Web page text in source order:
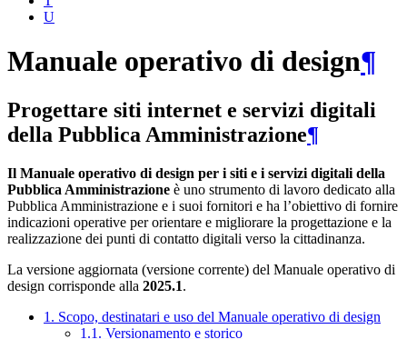
U
Manuale operativo di design¶
Progettare siti internet e servizi digitali
della Pubblica Amministrazione¶
Il Manuale operativo di design per i siti e i servizi digitali della
Pubblica Amministrazione è uno strumento di lavoro dedicato alla
Pubblica Amministrazione e i suoi fornitori e ha l’obiettivo di fornire
indicazioni operative per orientare e migliorare la progettazione e la
realizzazione dei punti di contatto digitali verso la cittadinanza.
La versione aggiornata (versione corrente) del Manuale operativo di
design corrisponde alla 2025.1.
1. Scopo, destinatari e uso del Manuale operativo di design
1.1. Versionamento e storico